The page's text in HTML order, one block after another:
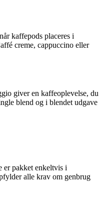
kaffepods placeres i
creme, cappuccino eller
giver en kaffeoplevelse, du
blend og i blendet udgave
er pakket enkeltvis i
alle krav om genbrug